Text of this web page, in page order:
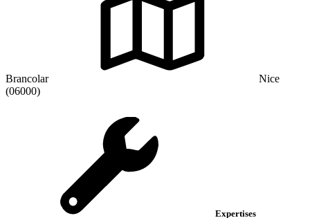
Brancolar
Nice
(06000)
Expertises